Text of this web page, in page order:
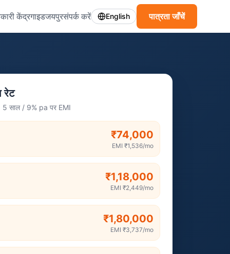
केंद्रगाइडजयपुरसंपर्क करें English पात्रता जाँचें
रेट
5 साल / 9% pa पर EMI
₹74,000
EMI ₹1,536/mo
₹1,18,000
EMI ₹2,449/mo
₹1,80,000
EMI ₹3,737/mo